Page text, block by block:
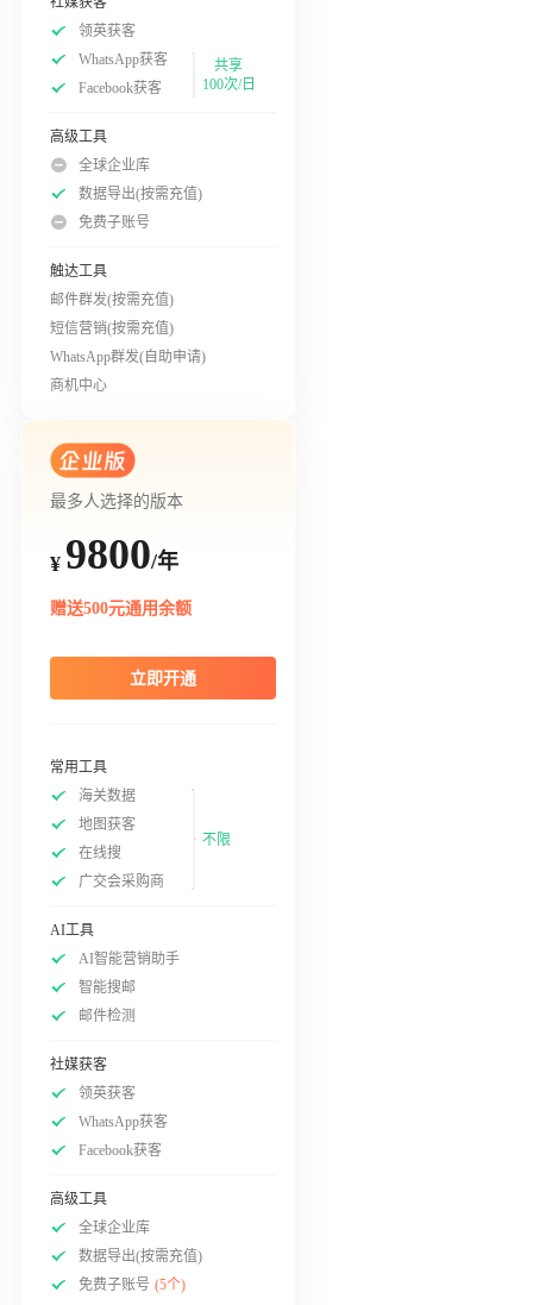
领英获客
WhatsApp获客
Facebook获客
共享
100次/日
高级工具
全球企业库
数据导出(按需充值)
免费子账号
触达工具
邮件群发(按需充值)
短信营销(按需充值)
WhatsApp群发(自助申请)
商机中心
最多人选择的版本
¥ 9800/年
赠送500元通用余额
立即开通
常用工具
海关数据
地图获客
在线搜
广交会采购商
不限
AI工具
AI智能营销助手
智能搜邮
邮件检测
社媒获客
领英获客
WhatsApp获客
Facebook获客
高级工具
全球企业库
数据导出(按需充值)
免费子账号 (5个)